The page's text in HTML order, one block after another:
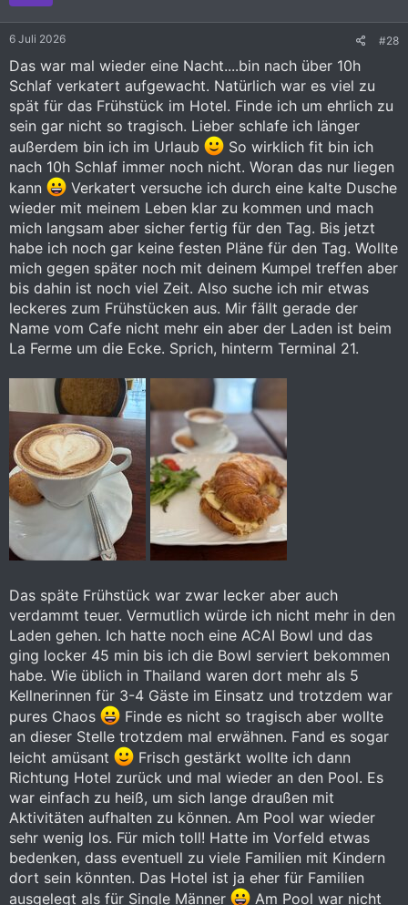
n
6 Juli 2026 #28
Das war mal wieder eine Nacht....bin nach über 10h
Schlaf verkatert aufgewacht. Natürlich war es viel zu
spät für das Frühstück im Hotel. Finde ich um ehrlich zu
sein gar nicht so tragisch. Lieber schlafe ich länger
außerdem bin ich im Urlaub
So wirklich fit bin ich
nach 10h Schlaf immer noch nicht. Woran das nur liegen
kann
Verkatert versuche ich durch eine kalte Dusche
wieder mit meinem Leben klar zu kommen und mach
mich langsam aber sicher fertig für den Tag. Bis jetzt
habe ich noch gar keine festen Pläne für den Tag. Wollte
mich gegen später noch mit deinem Kumpel treffen aber
bis dahin ist noch viel Zeit. Also suche ich mir etwas
leckeres zum Frühstücken aus. Mir fällt gerade der
Name vom Cafe nicht mehr ein aber der Laden ist beim
La Ferme um die Ecke. Sprich, hinterm Terminal 21.
Das späte Frühstück war zwar lecker aber auch
verdammt teuer. Vermutlich würde ich nicht mehr in den
Laden gehen. Ich hatte noch eine ACAI Bowl und das
ging locker 45 min bis ich die Bowl serviert bekommen
habe. Wie üblich in Thailand waren dort mehr als 5
Kellnerinnen für 3-4 Gäste im Einsatz und trotzdem war
pures Chaos
Finde es nicht so tragisch aber wollte
an dieser Stelle trotzdem mal erwähnen. Fand es sogar
leicht amüsant
Frisch gestärkt wollte ich dann
Richtung Hotel zurück und mal wieder an den Pool. Es
war einfach zu heiß, um sich lange draußen mit
Aktivitäten aufhalten zu können. Am Pool war wieder
sehr wenig los. Für mich toll! Hatte im Vorfeld etwas
bedenken, dass eventuell zu viele Familien mit Kindern
dort sein könnten. Das Hotel ist ja eher für Familien
ausgelegt als für Single Männer
Am Pool war nicht